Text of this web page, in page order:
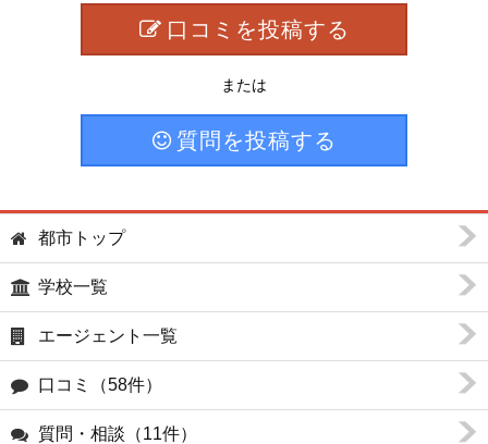
口コミを投稿する
または
質問を投稿する
都市トップ
学校一覧
エージェント一覧
口コミ（58件）
質問・相談（11件）